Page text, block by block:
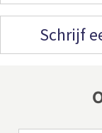
Schrijf